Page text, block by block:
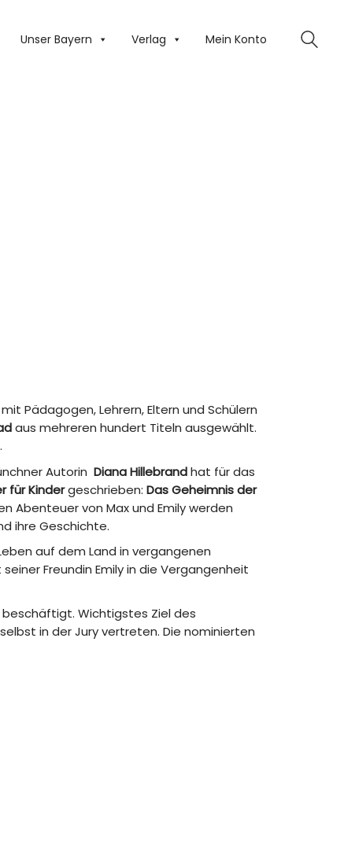
Unser Bayern Verlag Mein Konto
mit Pädagogen, Lehrern, Eltern und Schülern
aus mehreren hundert Titeln ausgewählt.
Autorin Diana Hillebrandhat für das
für Kindergeschrieben: Das Geheimnis der
Abenteuer von Max und Emily werden
ihre Geschichte.
auf dem Land in vergangenen
Freundin Emily in die Vergangenheit
Wichtigstes Ziel des
in der Jury vertreten. Die nominierten